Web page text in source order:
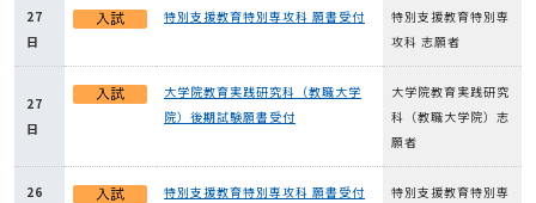
27
日
特別支援教育特別専攻科 願書受付
特別支援教育特別専
攻科 志願者
27
日
大学院教育実践研究科（教職大学
院）後期試験願書受付
大学院教育実践研究
科（教職大学院）志
願者
26
特別支援教育特別専攻科 願書受付
特別支援教育特別専